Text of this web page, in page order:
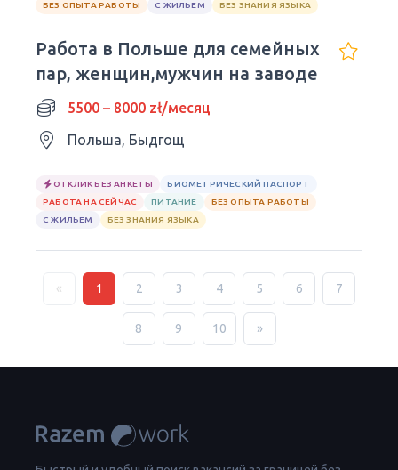
БЕЗ ОПЫТА РАБОТЫ
С ЖИЛЬЕМ БЕЗ ЗНАНИЯ ЯЗЫКА
Работа в Польше для семейных
пар, женщин,мужчин на заводе
5500 – 8000 zł/месяц
Польша, Быдгощ
ОТКЛИК БЕЗ АНКЕТЫ
БИОМЕТРИЧЕСКИЙ ПАСПОРТ
РАБОТА НА СЕЙЧАС
ПИТАНИЕ
БЕЗ ОПЫТА РАБОТЫ
С ЖИЛЬЕМ
БЕЗ ЗНАНИЯ ЯЗЫКА
« 1 2 3 4 5 6 7
8 9 10 »